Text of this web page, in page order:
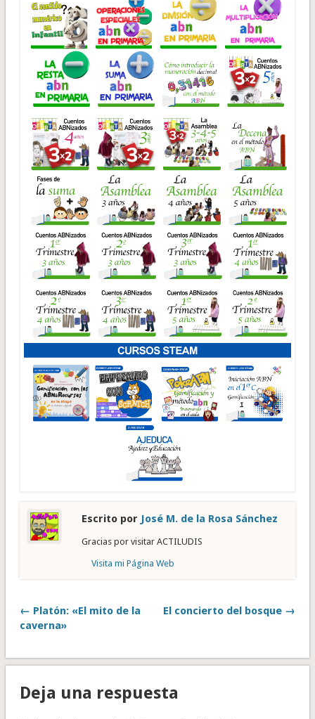
Escrito por José M. de la Rosa Sánchez
Gracias por visitar ACTILUDIS
Visita mi Página Web
← Platón: «El mito de la
caverna»
El concierto del bosque →
Deja una respuesta